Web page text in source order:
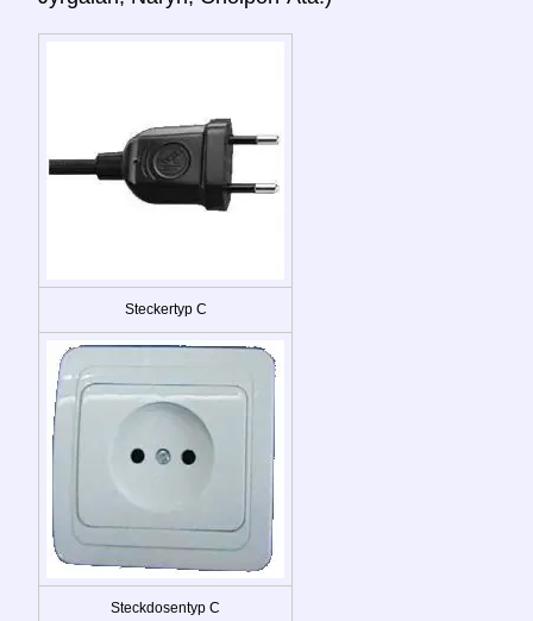
Steckertyp C
Steckdosentyp C